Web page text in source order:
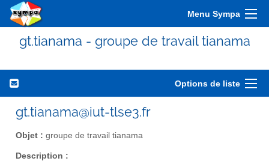
Menu Sympa
gt.tianama - groupe de travail tianama
Options de liste
gt.tianama@iut-tlse3.fr
Objet : groupe de travail tianama
Description :